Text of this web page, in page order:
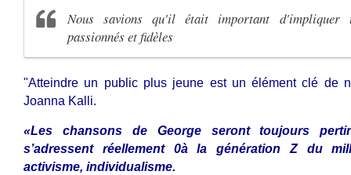
Nous savions qu'il était important
passionnés et fidèles
"Atteindre un public plus jeune est un élément clé de
Joanna Kalli.
«Les chansons de George seront toujours
s’adressent réellement 0à la génération Z du
activisme, individualisme.